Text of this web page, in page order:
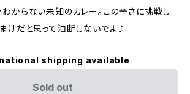
からない未知のカレー。この辛さに挑戦し
けだと思って油断しないでよ♪
shipping available
Sold out